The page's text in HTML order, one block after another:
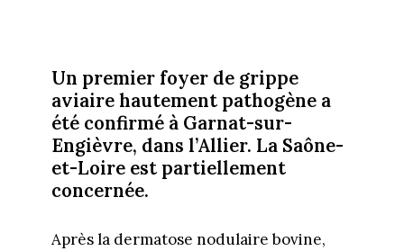
Un premier foyer de grippe
aviaire hautement pathogène a
été confirmé à Garnat-sur-
Engièvre, dans l’Allier. La Saône-
et-Loire est partiellement
concernée.
Après la dermatose nodulaire bovine,